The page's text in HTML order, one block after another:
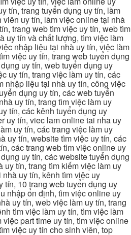
tín, trang tuyển dụng uy tín, làm
uy tín, làm việc online tại nhà
trang web tìm việc uy tín, web tìm
uy tín và chất lượng, tìm việc làm
nhập liệu tại nhà uy tín, việc làm
việc uy tín, trang web tuyển dụng
uy tín, web tuyển dụng uy
uy tín, trang việc làm uy tín, các
nhập liệu tại nhà uy tín, công việc
dụng uy tín, các web tuyển
uy tín, trang tìm việc làm uy
tín, các kênh tuyển dụng uy
uy tín, viec lam online tai nha uy
uy tín, các trang việc làm uy
uy tín, website tìm việc uy tín, các
các trang web tìm việc online uy
uy tín, các website tuyển dụng
uy tín, trang tìm kiếm việc làm uy
uy tín, kênh tìm việc uy
tín, 10 trang web tuyển dụng uy
nhập ổn định, tìm việc online uy
uy tín, web việc làm uy tín, trang
tìm việc làm uy tín, tìm việc làm
part time uy tín, tìm việc online
việc uy tín cho sinh viên, top